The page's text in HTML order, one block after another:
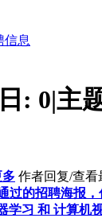
信息
: 0|主
多 作者回复/查看
过的招聘海报，
学习 和 计算机